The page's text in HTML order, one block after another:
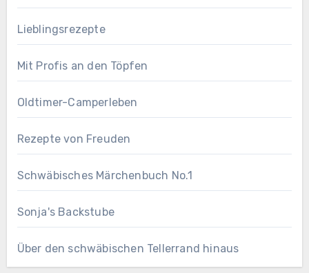
Lieblingsrezepte
Mit Profis an den Töpfen
Oldtimer-Camperleben
Rezepte von Freuden
Schwäbisches Märchenbuch No.1
Sonja's Backstube
Über den schwäbischen Tellerrand hinaus